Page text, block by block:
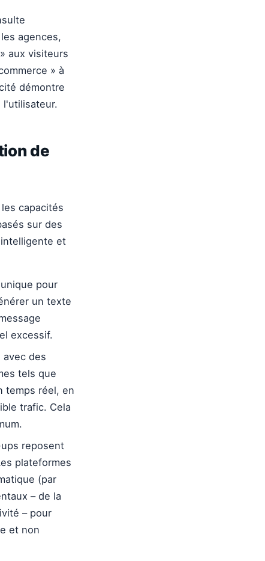
agences,
aux visiteurs
» à
démontre
l'utilisateur.
de
capacités
sur des
et
pour
un texte
excessif.
avec des
tels que
temps réel, en
trafic. Cela
reposent
plateformes
(par
– de la
– pour
et non